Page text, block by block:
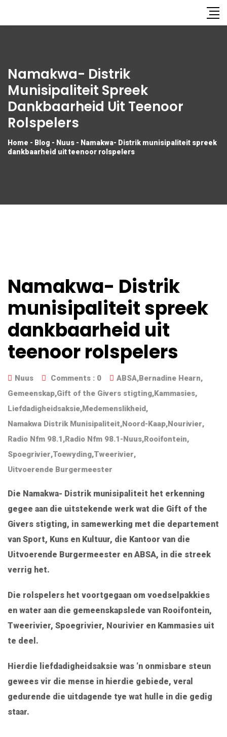
Namakwa- Distrik
Munisipaliteit Spreek
Dankbaarheid Uit Teenoor
Rolspelers
Home - Blog - Nuus - Namakwa- Distrik munisipaliteit spreek
dankbaarheid uit teenoor rolspelers
Namakwa- Distrik
munisipaliteit spreek
dankbaarheid uit
teenoor rolspelers
Nuus Comments : 0 ABSA,Bernadine Hearn,
Gemeenskap,Gift of the Givers stigting,Kammasies,
Liefdadigheidsaksie,Medemenslikheid,
Namakwa Distrik Munisipaliteit,Noord-Kaap,Nourivier,
Radio Nfm 98.1,Radio Nfm 98.1-Nuus,Rooifontein,
Spoegrivier,Toewyding,Tweerivier,
Uitvoerende Burgermeester
Die Namakwa- Distrik munisipaliteit het erkenning
gegee aan die uitstekende werk wat die Gift of the
Givers stigting, in samewerking met die departement
van Sport, Kuns en Kultuur, die Kantoor van die
Uitvoerende Burgermeester en ABSA, in die streek
verrig het.
Die rolspelers het voortgegaan om voedselpakkies
en water aan die gemeenskapslede van Rooifontein,
Tweerivier, Spoegrivier, Nourivier en Kammasies uit
te deel.
Hierdie liefdadigheidsaksie was ‘n onmisbare steun
gewees vir die mense in hierdie gebiede, veral
gedurende die uitdagende tye wat hulle in die gedig
staar.